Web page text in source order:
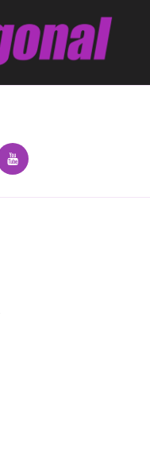
YouTube